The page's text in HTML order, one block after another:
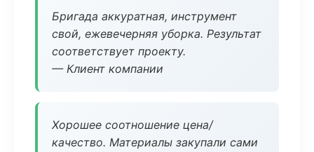
Бригада аккуратная, инструмент
свой, ежевечерняя уборка. Результат
соответствует проекту.
— Клиент компании
Хорошее соотношение цена/
качество. Материалы закупали сами